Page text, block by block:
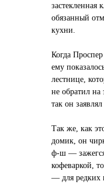
застекленная
обязанный
кухни.
Когда
ему
лестнице,
не обратил
так он
Так же, как
домик, он
ф-ш — зажегся
кофеваркой,
— для редких